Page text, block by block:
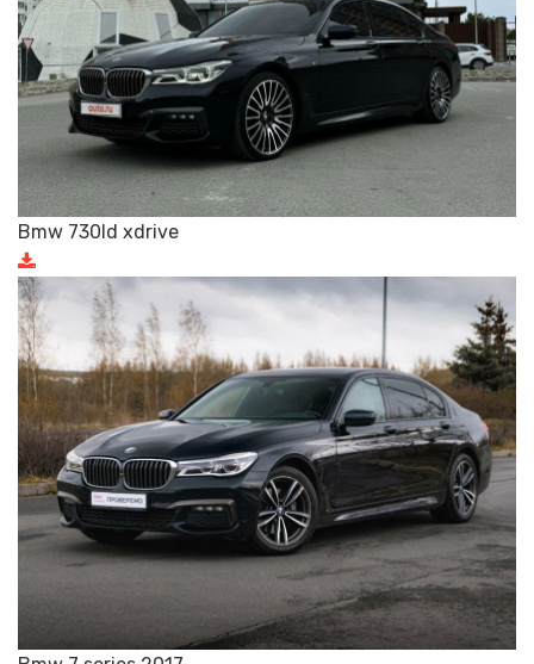
Bmw 730ld xdrive